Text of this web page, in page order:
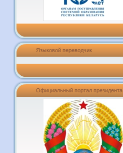
Языковой переводчик
Официальный портал президента